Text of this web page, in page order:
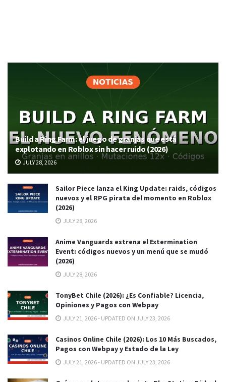
Build a Ring Farm: el juego de granjas que está
explotando en Roblox sin hacer ruido (2026)
JULY 28, 2026
Sailor Piece lanza el King Update: raids, códigos
nuevos y el RPG pirata del momento en Roblox
(2026)
JULY 28, 2026
Anime Vanguards estrena el Extermination
Event: códigos nuevos y un menú que se mudó
(2026)
JULY 28, 2026
TonyBet Chile (2026): ¿Es Confiable? Licencia,
Opiniones y Pagos con Webpay
JULY 21, 2026 - UPDATED ON JULY 23, 2026
Casinos Online Chile (2026): Los 10 Más Buscados,
Pagos con Webpay y Estado de la Ley
JULY 21, 2026 - UPDATED ON JULY 23, 2026